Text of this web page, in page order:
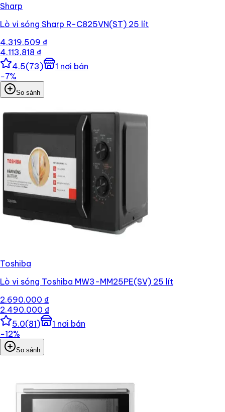
Sharp
Lò vi sóng Sharp R-C825VN(ST) 25 lít
4.319.509 ₫
4.113.818 ₫
4.5(73) 1 nơi bán
−7%
So sánh
Toshiba
Lò vi sóng Toshiba MW3-MM25PE(SV) 25 lít
2.690.000 ₫
2.490.000 ₫
5.0(81) 1 nơi bán
−12%
So sánh